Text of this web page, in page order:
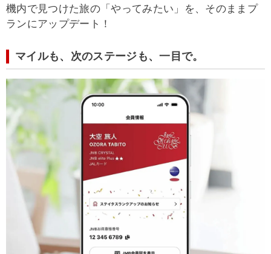
機内で見つけた旅の「やってみたい」を、そのままプ
ランにアップデート！
マイルも、次のステージも、一目で。